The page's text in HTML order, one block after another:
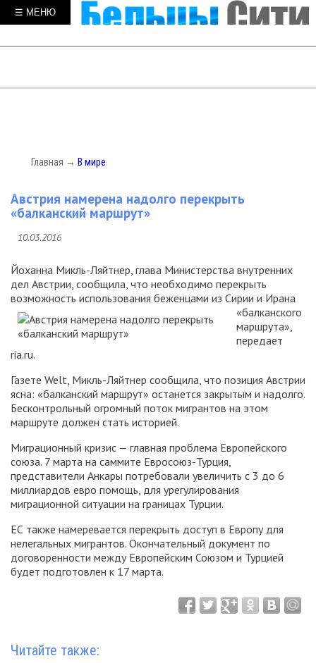
☰ МЕНЮ
Главная → В мире
Австрия намерена надолго перекрыть
«балканский маршрут»
10.03.2016
Йоханна Микль-Ляйтнер, глава Министерства внутренних
дел Австрии, сообщила, что необходимо перекрыть
возможность использования беженцами из Сирии и Ирана
«балканского
маршрута»,
передает
ria.ru.
Газете Welt, Микль-Ляйтнер сообщила, что позиция Австрии
ясна: «балканский маршрут» останется закрытым и надолго.
Бесконтрольный огромный поток мигрантов на этом
маршруте должен стать историей.
Миграционный кризис — главная проблема Европейского
союза. 7 марта на саммите Евросоюз-Турция,
представители Анкары потребовали увеличить с 3 до 6
миллиардов евро помощь, для урегулирования
миграционной ситуации на границах Турции.
ЕС также намеревается перекрыть доступ в Европу для
нелегальных мигрантов. Окончательный документ по
договоренности между Европейским Союзом и Турцией
будет подготовлен к 17 марта.
Читайте также: